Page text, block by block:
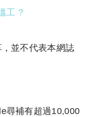
工 ?
並不代表本網誌
尋補有超過10,000